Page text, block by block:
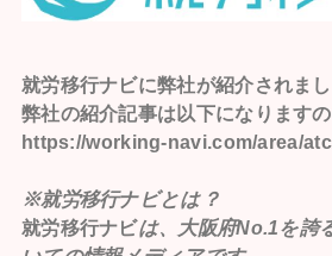
就労移行ナビに弊社が紹介されまし
弊社の紹介記事は以下になります
https://working-navi.com/area/
※就労移行ナビとは？
就労移行ナビは、大阪府No.1を誇